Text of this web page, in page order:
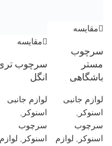
مقایسه
سرچوب
مستر
باشگاهی
لوازم جانبی
اسنوکر ,
سرچوب
اسنوکر , لوازم
مقایسه
سرچوب
انگل
لوازم جانبی
اسنوکر ,
سرچوب
اسنوکر , لوازم